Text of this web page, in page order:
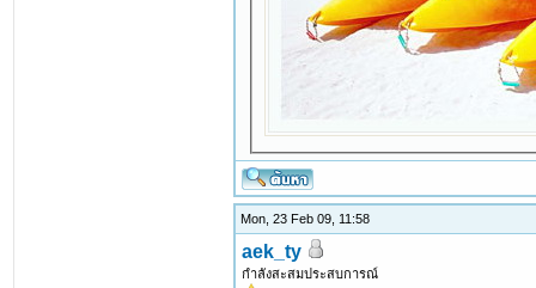
Mon, 23 Feb 09, 11:58
aek_ty
กำลังสะสมประสบการณ์